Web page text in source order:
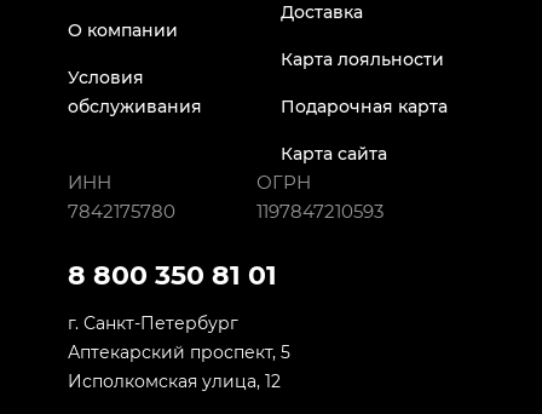
О компании
Условия
обслуживания
Доставка
Карта лояльности
Подарочная карта
Карта сайта
ИНН
7842175780
ОГРН
1197847210593
8 800 350 81 01
г. Санкт-Петербург
Аптекарский проспект, 5
Исполкомская улица, 12